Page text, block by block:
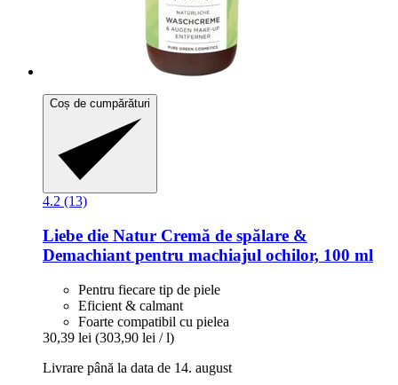
Coș de cumpărături
4.2 (13)
Liebe die Natur Cremă de spălare &
Demachiant pentru machiajul ochilor, 100 ml
Pentru fiecare tip de piele
Eficient & calmant
Foarte compatibil cu pielea
30,39 lei (303,90 lei / l)
Livrare până la data de 14. august